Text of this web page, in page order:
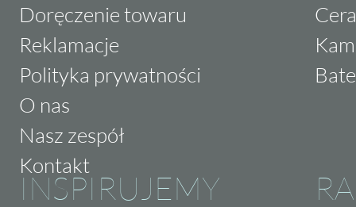
Doręczenie towaru
Reklamacje
Polityka prywatności
O nas
Nasz zespół
Kontakt
INSPIRUJEMY